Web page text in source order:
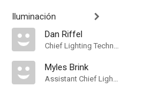
Iluminación
Dan Riffel
Chief Lighting Technician
Myles Brink
Assistant Chief Lighting Technician